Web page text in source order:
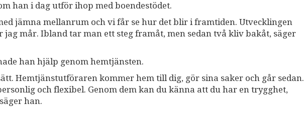
han i dag utför ihop med boendestödet.
jämna mellanrum och vi får se hur det blir i framtiden. Utvecklingen
mår. Ibland tar man ett steg framåt, men sedan två kliv bakåt, säger
han hjälp genom hemtjänsten.
Hemtjänstutföraren kommer hem till dig, gör sina saker och går sedan.
och flexibel. Genom dem kan du känna att du har en trygghet,
han.